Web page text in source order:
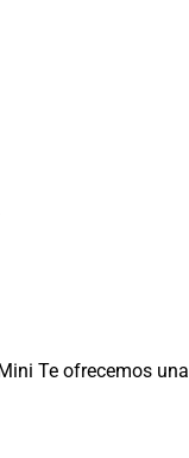
Te ofrecemos una